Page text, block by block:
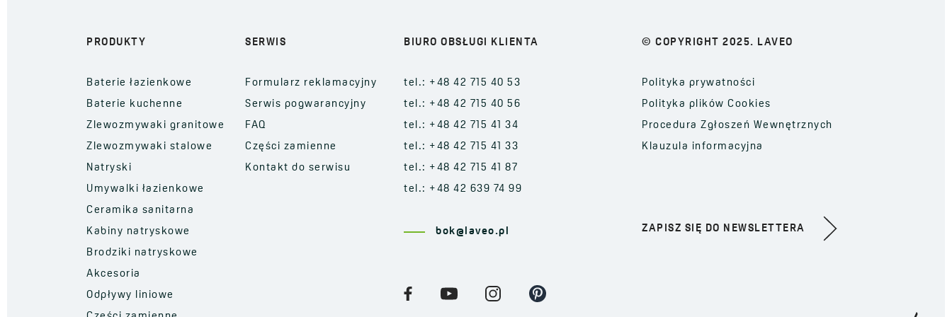
PRODUKTY
Baterie łazienkowe
Baterie kuchenne
Zlewozmywaki granitowe
Zlewozmywaki stalowe
Natryski
Umywalki łazienkowe
Ceramika sanitarna
Kabiny natryskowe
Brodziki natryskowe
Akcesoria
Odpływy liniowe
SERWIS
Formularz reklamacyjny
Serwis pogwarancyjny
FAQ
Części zamienne
Kontakt do serwisu
BIURO OBSŁUGI KLIENTA
tel.: +48 42 715 40 53
tel.: +48 42 715 40 56
tel.: +48 42 715 41 34
tel.: +48 42 715 41 33
tel.: +48 42 715 41 87
tel.: +48 42 639 74 99
bok@laveo.pl
© COPYRIGHT 2025. LAVEO
Polityka prywatności
Polityka plików Cookies
Procedura Zgłoszeń Wewnętrznych
Klauzula informacyjna
ZAPISZ SIĘ DO NEWSLETTERA